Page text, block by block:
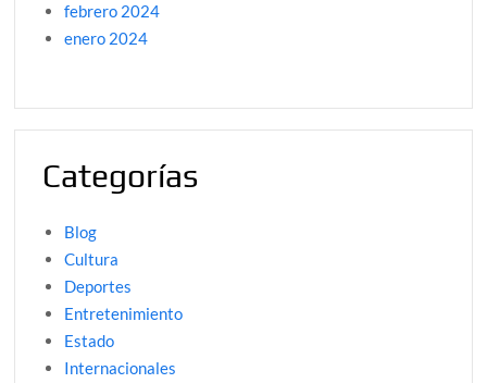
febrero 2024
enero 2024
Categorías
Blog
Cultura
Deportes
Entretenimiento
Estado
Internacionales